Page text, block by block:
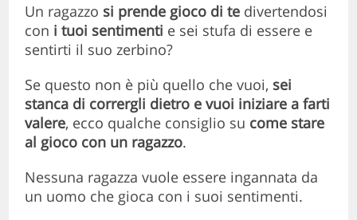
Un ragazzo si prende gioco di te divertendosi
con i tuoi sentimenti e sei stufa di essere e
sentirti il suo zerbino?
Se questo non è più quello che vuoi, sei
stanca di corrergli dietro e vuoi iniziare a farti
valere, ecco qualche consiglio su come stare
al gioco con un ragazzo.
Nessuna ragazza vuole essere ingannata da
un uomo che gioca con i suoi sentimenti.